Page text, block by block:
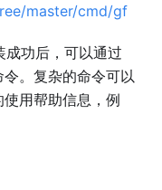
master/cmd/gf
成功后，可以通过
。复杂的命令可以
用帮助信息，例